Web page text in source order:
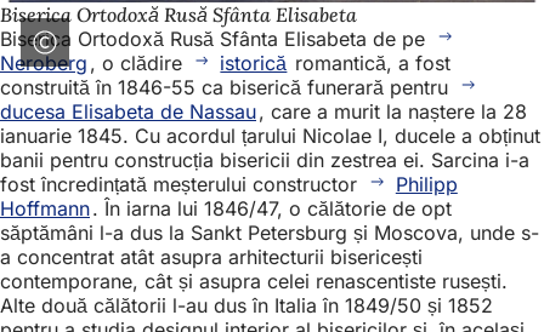
Biserica Ortodoxă Rusă Sfânta Elisabeta
Biserica Ortodoxă Rusă Sfânta Elisabeta de pe
Neroberg , o clădire istorică romantică, a fost
construită în 1846-55 ca biserică funerară pentru
ducesa Elisabeta de Nassau, care a murit la naștere la 28
ianuarie 1845. Cu acordul țarului Nicolae I, ducele a obținut
banii pentru construcția bisericii din zestrea ei. Sarcina i-a
fost încredințată meșterului constructor
Philipp
Hoffmann. În iarna lui 1846/47, o călătorie de opt
săptămâni l-a dus la Sankt Petersburg și Moscova, unde s-
a concentrat atât asupra arhitecturii bisericești
contemporane, cât și asupra celei renascentiste rusești.
Alte două călătorii l-au dus în Italia în 1849/50 și 1852